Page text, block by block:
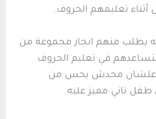
أثناء تعليمهم الحروف.
يطلب منهم انجاز مجموعة من
في تعليم الحروف
علشان محدش يحس من
طفل تاني مميز عليه.